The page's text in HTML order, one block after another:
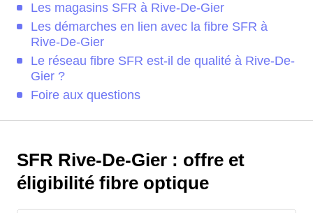
Les magasins SFR à Rive-De-Gier
Les démarches en lien avec la fibre SFR à
Rive-De-Gier
Le réseau fibre SFR est-il de qualité à Rive-De-
Gier ?
Foire aux questions
SFR Rive-De-Gier : offre et
éligibilité fibre optique